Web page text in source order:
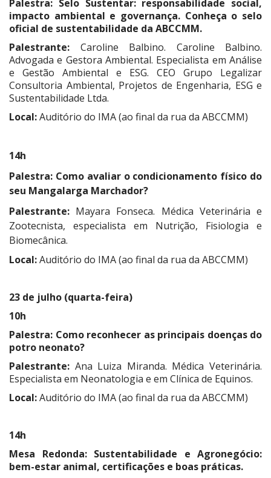
Palestra: Selo Sustentar: responsabilidade social,
impacto ambiental e governança. Conheça o selo
oficial de sustentabilidade da ABCCMM.
Palestrante: Caroline Balbino. Caroline Balbino.
Advogada e Gestora Ambiental. Especialista em Análise
e Gestão Ambiental e ESG. CEO Grupo Legalizar
Consultoria Ambiental, Projetos de Engenharia, ESG e
Sustentabilidade Ltda.
Local:Auditório do IMA (ao final da rua da ABCCMM)
14h
Palestra: Como avaliar o condicionamento físico do
seu Mangalarga Marchador?
Palestrante: Mayara Fonseca. Médica Veterinária e
Zootecnista, especialista em Nutrição, Fisiologia e
Biomecânica.
Local:Auditório do IMA (ao final da rua da ABCCMM)
23 de julho (quarta-feira)
10h
Palestra: Como reconhecer as principais doenças do
potro neonato?
Palestrante: Ana Luiza Miranda. Médica Veterinária.
Especialista em Neonatologia e em Clínica de Equinos.
Local:Auditório do IMA (ao final da rua da ABCCMM)
14h
Mesa Redonda: Sustentabilidade e Agronegócio:
bem-estar animal, certificações e boas práticas.